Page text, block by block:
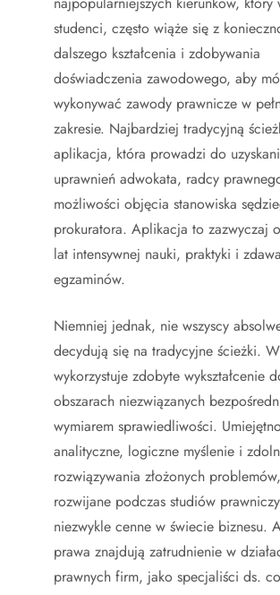
studenci, często wiąże się z
dalszego kształcenia i zdobywania
doświadczenia zawodowego, aby
wykonywać zawody prawnicze w
zakresie. Najbardziej tradycyjną
aplikacja, która prowadzi do
uprawnień adwokata, radcy
możliwości objęcia stanowiska
prokuratora. Aplikacja to zazwyczaj
lat intensywnej nauki, praktyki i
egzaminów.
Niemniej jednak, nie wszyscy
decydują się na tradycyjne ścieżki.
wykorzystuje zdobyte wykształcenie
obszarach niezwiązanych
wymiarem sprawiedliwości.
analityczne, logiczne myślenie i
rozwiązywania złożonych
rozwijane podczas studiów
niezwykle cenne w świecie biznesu.
prawa znajdują zatrudnienie w
prawnych firm, jako specjaliści ds.